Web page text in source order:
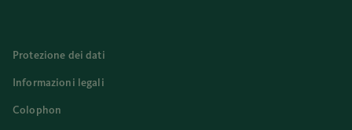
Protezione dei dati
Informazioni legali
Colophon